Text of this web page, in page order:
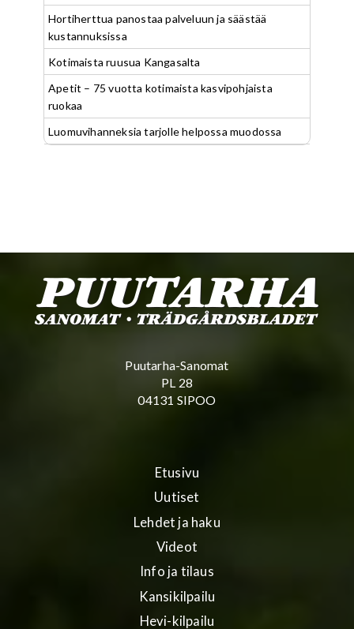
Hortiherttua panostaa palveluun ja säästää
kustannuksissa
Kotimaista ruusua Kangasalta
Apetit – 75 vuotta kotimaista kasvipohjaista
ruokaa
Luomuvihanneksia tarjolle helpossa muodossa
Puutarha-Sanomat
PL 28
04131 SIPOO
Etusivu
Uutiset
Lehdet ja haku
Videot
Info ja tilaus
Kansikilpailu
Hevi-kilpailu